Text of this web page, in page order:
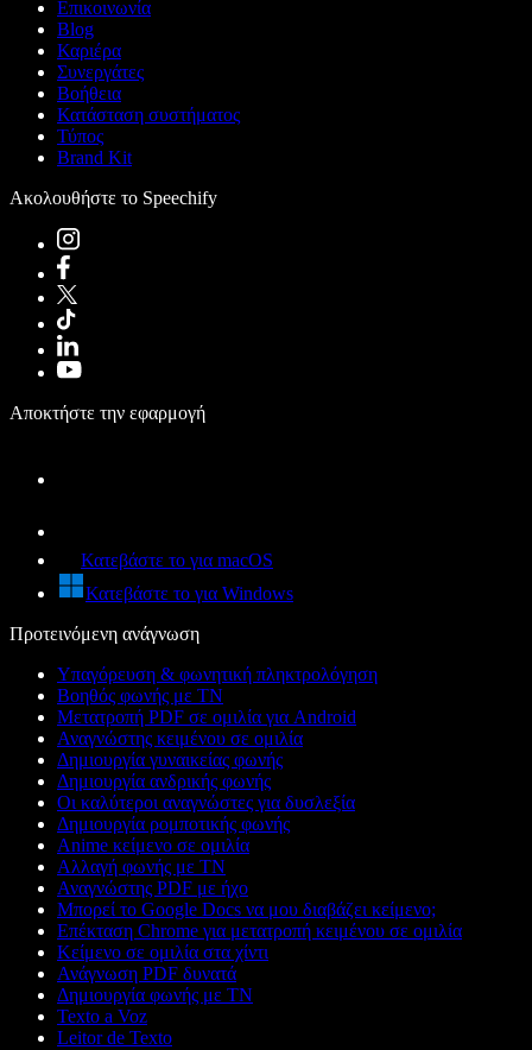
Επικοινωνία
Blog
Καριέρα
Συνεργάτες
Βοήθεια
Κατάσταση συστήματος
Τύπος
Brand Kit
Ακολουθήστε το Speechify
Αποκτήστε την εφαρμογή
Κατεβάστε το για macOS
Κατεβάστε το για Windows
Προτεινόμενη ανάγνωση
Υπαγόρευση & φωνητική πληκτρολόγηση
Βοηθός φωνής με ΤΝ
Μετατροπή PDF σε ομιλία για Android
Αναγνώστης κειμένου σε ομιλία
Δημιουργία γυναικείας φωνής
Δημιουργία ανδρικής φωνής
Οι καλύτεροι αναγνώστες για δυσλεξία
Δημιουργία ρομποτικής φωνής
Anime κείμενο σε ομιλία
Αλλαγή φωνής με ΤΝ
Αναγνώστης PDF με ήχο
Μπορεί το Google Docs να μου διαβάζει κείμενο;
Επέκταση Chrome για μετατροπή κειμένου σε ομιλία
Κείμενο σε ομιλία στα χίντι
Ανάγνωση PDF δυνατά
Δημιουργία φωνής με ΤΝ
Texto a Voz
Leitor de Texto